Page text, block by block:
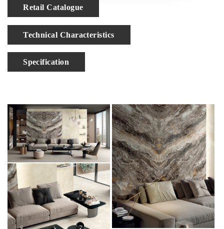
Retail Catalogue
Technical Characteristics
Specification